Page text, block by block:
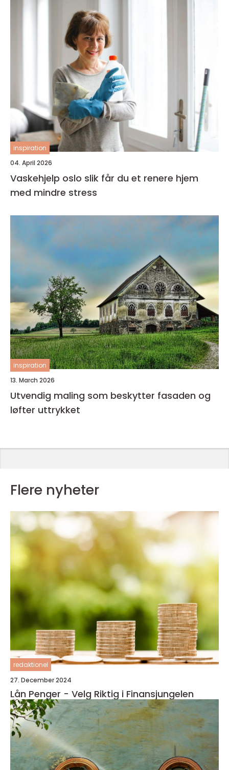
inspiration
04. April 2026
Vaskehjelp oslo slik får du et renere hjem
med mindre stress
inspiration
13. March 2026
Utvendig maling som beskytter fasaden og
løfter uttrykket
Flere nyheter
redaktionel
27. December 2024
Lån Penger - Velg Riktig i Finansjungelen